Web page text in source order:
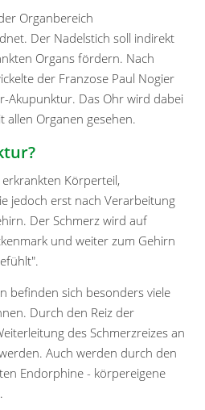
Organbereich
Der Nadelstich soll indirekt
Organs fördern. Nach
der Franzose Paul Nogier
Akupunktur. Das Ohr wird dabei
allen Organen gesehen.
Körperteil,
jedoch erst nach Verarbeitung
Der Schmerz wird auf
und weiter zum Gehirn
befinden sich besonders viele
Durch den Reiz der
des Schmerzreizes an
Auch werden durch den
Endorphine - körpereigene